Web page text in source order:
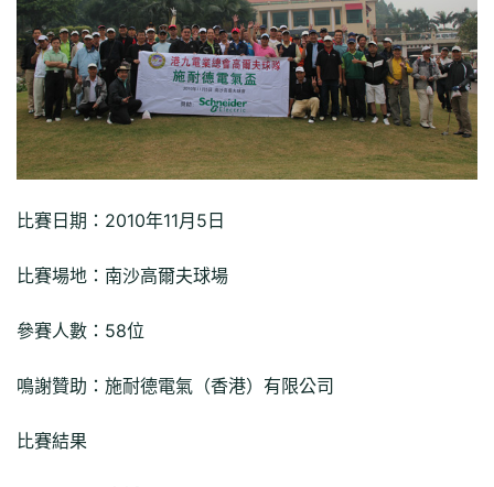
比賽日期：2010年11月5日
比賽場地：南沙高爾夫球場
參賽人數：58位
鳴謝贊助：施耐德電氣（香港）有限公司
比賽結果